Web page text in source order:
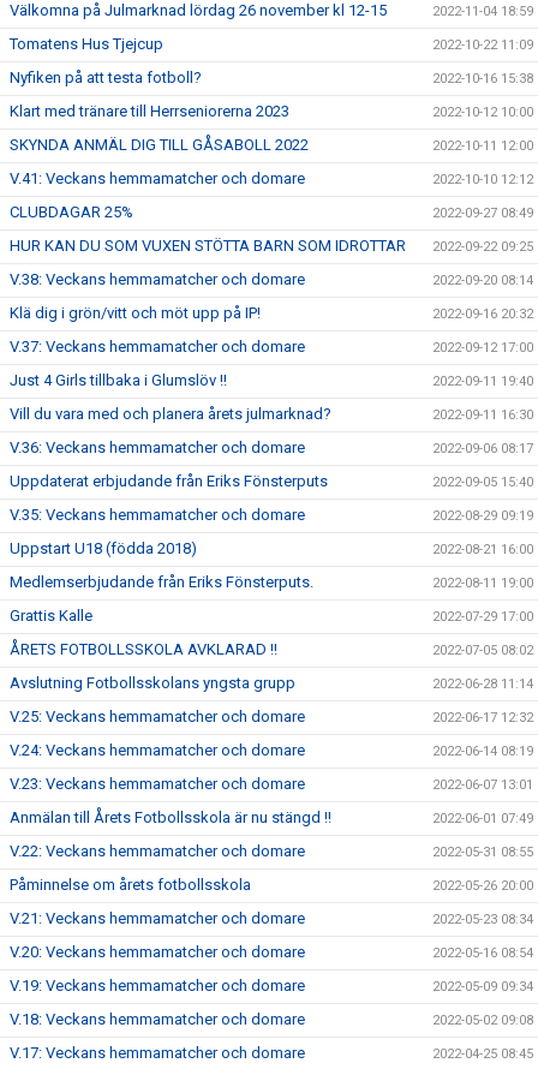
Välkomna på Julmarknad lördag 26 november kl 12-15 2022-11-04 18:59
Tomatens Hus Tjejcup 2022-10-22 11:09
Nyfiken på att testa fotboll? 2022-10-16 15:38
Klart med tränare till Herrseniorerna 2023 2022-10-12 10:00
SKYNDA ANMÄL DIG TILL GÅSABOLL 2022 2022-10-11 12:00
V.41: Veckans hemmamatcher och domare 2022-10-10 12:12
CLUBDAGAR 25% 2022-09-27 08:49
HUR KAN DU SOM VUXEN STÖTTA BARN SOM IDROTTAR 2022-09-22 09:25
V.38: Veckans hemmamatcher och domare 2022-09-20 08:14
Klä dig i grön/vitt och möt upp på IP! 2022-09-16 20:32
V.37: Veckans hemmamatcher och domare 2022-09-12 17:00
Just 4 Girls tillbaka i Glumslöv !! 2022-09-11 19:40
Vill du vara med och planera årets julmarknad? 2022-09-11 16:30
V.36: Veckans hemmamatcher och domare 2022-09-06 08:17
Uppdaterat erbjudande från Eriks Fönsterputs 2022-09-05 15:40
V.35: Veckans hemmamatcher och domare 2022-08-29 09:19
Uppstart U18 (födda 2018) 2022-08-21 16:00
Medlemserbjudande från Eriks Fönsterputs. 2022-08-11 19:00
Grattis Kalle 2022-07-29 17:00
ÅRETS FOTBOLLSSKOLA AVKLARAD !! 2022-07-05 08:02
Avslutning Fotbollsskolans yngsta grupp 2022-06-28 11:14
V.25: Veckans hemmamatcher och domare 2022-06-17 12:32
V.24: Veckans hemmamatcher och domare 2022-06-14 08:19
V.23: Veckans hemmamatcher och domare 2022-06-07 13:01
Anmälan till Årets Fotbollsskola är nu stängd !! 2022-06-01 07:49
V.22: Veckans hemmamatcher och domare 2022-05-31 08:55
Påminnelse om årets fotbollsskola 2022-05-26 20:00
V.21: Veckans hemmamatcher och domare 2022-05-23 08:34
V.20: Veckans hemmamatcher och domare 2022-05-16 08:54
V.19: Veckans hemmamatcher och domare 2022-05-09 09:34
V.18: Veckans hemmamatcher och domare 2022-05-02 09:08
V.17: Veckans hemmamatcher och domare 2022-04-25 08:45